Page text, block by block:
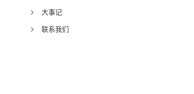
大事记
联系我们